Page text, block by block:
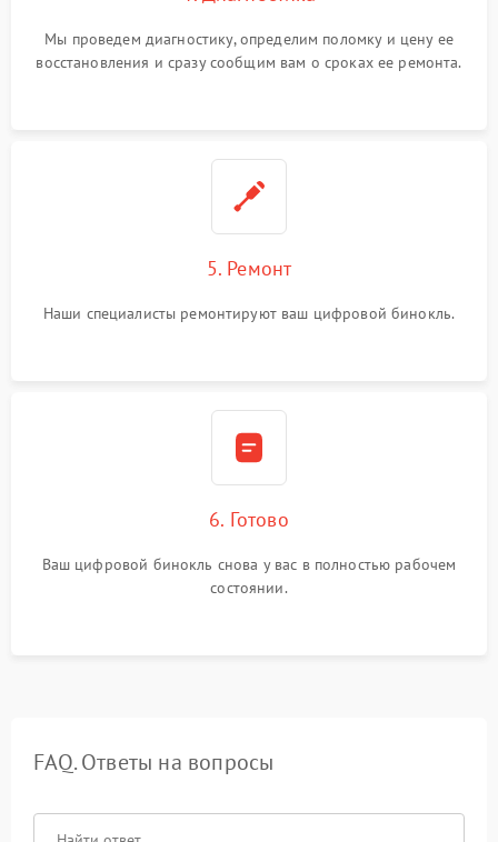
Мы проведем диагностику, определим поломку и цену ее
восстановления и сразу сообщим вам о сроках ее ремонта.
5. Ремонт
Наши специалисты ремонтируют ваш цифровой бинокль.
6. Готово
Ваш цифровой бинокль снова у вас в полностью рабочем
состоянии.
FAQ. Ответы на вопросы